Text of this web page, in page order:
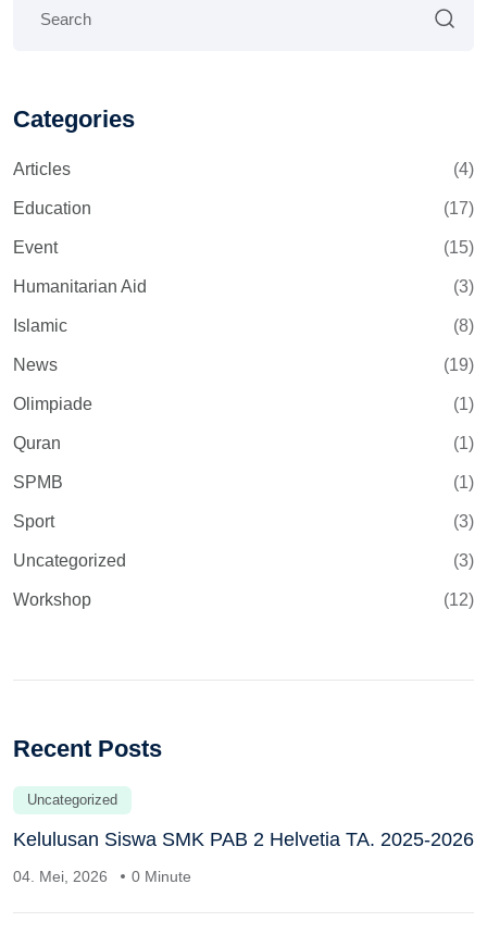
Categories
Articles (4)
Education (17)
Event (15)
Humanitarian Aid (3)
Islamic (8)
News (19)
Olimpiade (1)
Quran (1)
SPMB (1)
Sport (3)
Uncategorized (3)
Workshop (12)
Recent Posts
Uncategorized
Kelulusan Siswa SMK PAB 2 Helvetia TA. 2025-2026
04. Mei, 2026 0 Minute